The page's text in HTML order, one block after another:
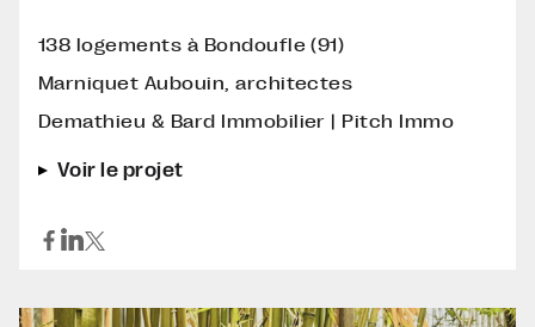
138 logements à Bondoufle (91)
Marniquet Aubouin, architectes
Demathieu & Bard Immobilier | Pitch Immo
Voir le projet